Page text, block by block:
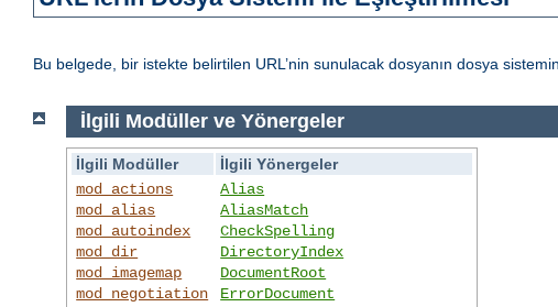
Bu belgede, bir istekte belirtilen URL’nin sunulacak dosyanın dosya
İlgili Modüller ve Yönergeler
İlgili Modüller
İlgili Yönergeler
mod_actions
mod_alias
mod_autoindex
mod_dir
mod_imagemap
mod_negotiation
Alias
AliasMatch
CheckSpelling
DirectoryIndex
DocumentRoot
ErrorDocument